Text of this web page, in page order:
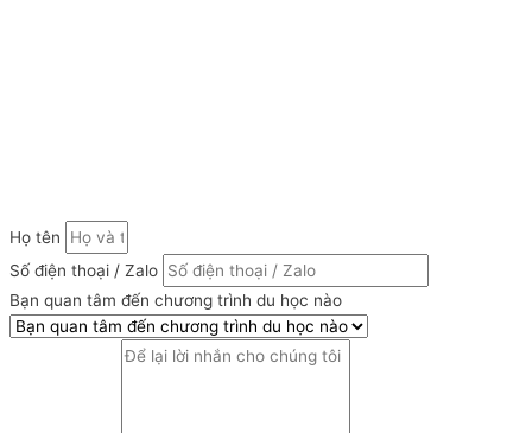
Họ tên
Số điện thoại / Zalo
Bạn quan tâm đến chương trình du học nào